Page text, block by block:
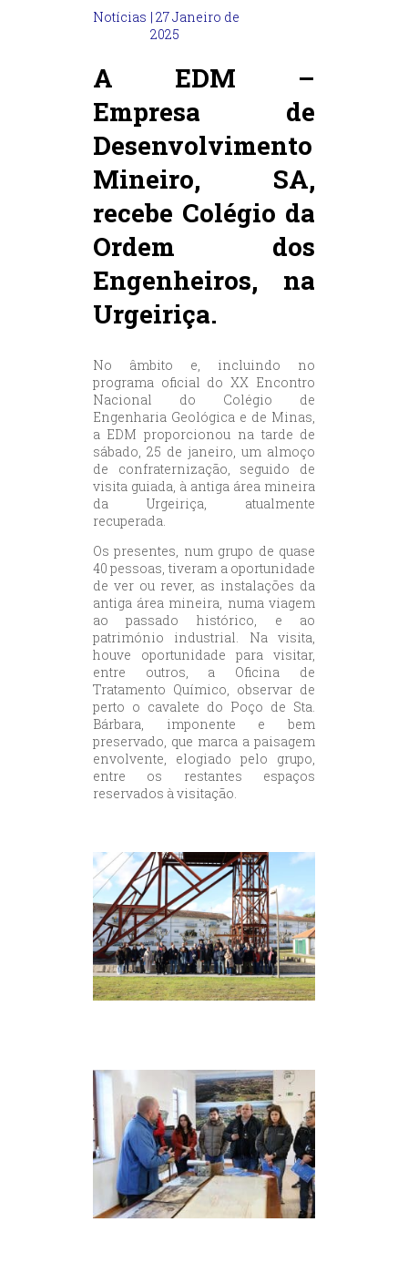
Notícias | 27 Janeiro de
2025
A EDM –
Empresa de
Desenvolvimento
Mineiro, SA,
recebe Colégio da
Ordem dos
Engenheiros, na
Urgeiriça.
No âmbito e, incluindo no
programa oficial do XX Encontro
Nacional do Colégio de
Engenharia Geológica e de Minas,
a EDM proporcionou na tarde de
sábado, 25 de janeiro, um almoço
de confraternização, seguido de
visita guiada, à antiga área mineira
da Urgeiriça, atualmente
recuperada.
Os presentes, num grupo de quase
40 pessoas, tiveram a oportunidade
de ver ou rever, as instalações da
antiga área mineira, numa viagem
ao passado histórico, e ao
património industrial. Na visita,
houve oportunidade para visitar,
entre outros, a Oficina de
Tratamento Químico, observar de
perto o cavalete do Poço de Sta.
Bárbara, imponente e bem
preservado, que marca a paisagem
envolvente, elogiado pelo grupo,
entre os restantes espaços
reservados à visitação.